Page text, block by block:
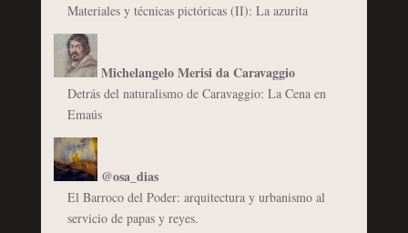
Materiales y técnicas pictóricas (II): La azurita
Michelangelo Merisi da Caravaggio
Detrás del naturalismo de Caravaggio: La Cena en
Emaús
@osa_dias
El Barroco del Poder: arquitectura y urbanismo al
servicio de papas y reyes.